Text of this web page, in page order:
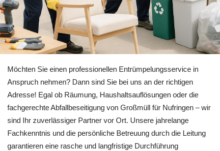
Entrümpelung für Nufringen bei 🏡RäumProjekt und
Möchten Sie einen professionellen Entrümpelungsservice in
Anspruch nehmen? Dann sind Sie bei uns an der richtigen
Adresse! Egal ob Räumung, Haushaltsauflösungen oder die
fachgerechte Abfallbeseitigung von Großmüll für Nufringen – wir
sind Ihr zuverlässiger Partner vor Ort. Unsere jahrelange
Fachkenntnis und die persönliche Betreuung durch die Leitung
garantieren eine rasche und langfristige Durchführung